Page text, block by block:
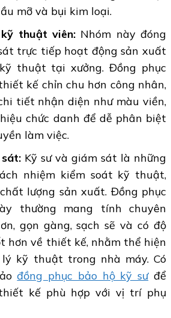
mỡ và bụi kim loại.
thuật viên: Nhóm này đóng
trực tiếp hoạt động sản xuất
thuật tại xưởng. Đồng phục
kế chỉn chu hơn công nhân,
tiết nhận diện như màu viền,
chức danh để dễ phân biệt
làm việc.
Kỹ sư và giám sát là những
nhiệm kiểm soát kỹ thuật,
lượng sản xuất. Đồng phục
thường mang tính chuyên
gọn gàng, sạch sẽ và có độ
hơn về thiết kế, nhằm thể hiện
kỹ thuật trong nhà máy. Có
đồng phục bảo hộ kỹ sưđể
kế phù hợp với vị trí phụ